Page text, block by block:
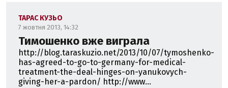
ТАРАС КУЗЬО
7 жовтня 2013, 14:32
Тимошенко вже виграла
http://blog.taraskuzio.net/2013/10/07/tymoshenko-
has-agreed-to-go-to-germany-for-medical-
treatment-the-deal-hinges-on-yanukovych-
giving-her-a-pardon/ http://www...